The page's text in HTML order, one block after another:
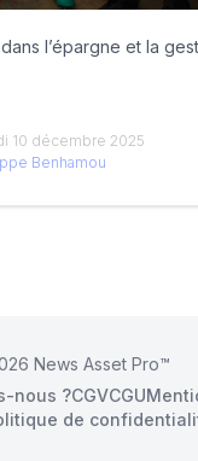
l’épargne et la
10 décembre 2025
Benhamou
News Asset Pro™
nous ?CGVCGU
de